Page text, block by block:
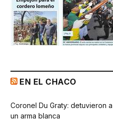
EN EL CHACO
Coronel Du Graty: detuvieron
un arma blanca